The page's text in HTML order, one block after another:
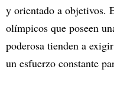
y orientado a objetivos.
olímpicos que poseen
poderosa tienden a
un esfuerzo constante